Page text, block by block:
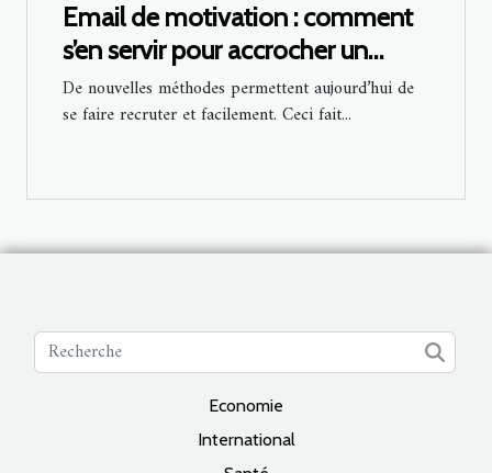
Email de motivation : comment
s’en servir pour accrocher un
recrutement ?
De nouvelles méthodes permettent aujourd’hui de
se faire recruter et facilement. Ceci fait...
Economie
International